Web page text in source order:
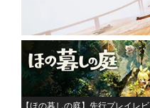
【ほの暮しの庭】先行プレイレビ